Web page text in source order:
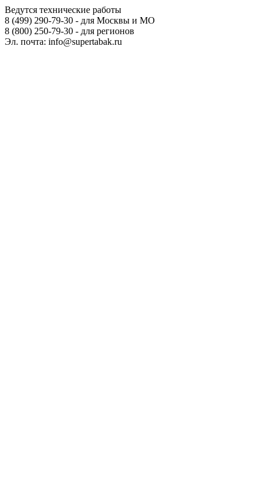
Ведутся технические работы
8 (499) 290-79-30 - для Москвы и МО
8 (800) 250-79-30 - для регионов
Эл. почта: info@supertabak.ru